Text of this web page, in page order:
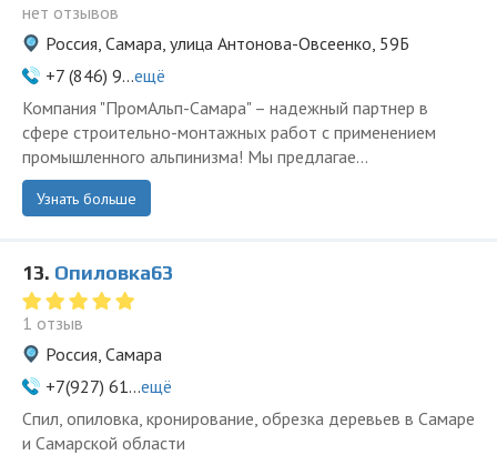
нет отзывов
Россия, Самара, улица Антонова-Овсеенко, 59Б
+7 (846) 9...ещё
Компания "ПромАльп-Самара" – надежный партнер в
сфере строительно-монтажных работ с применением
промышленного альпинизма! Мы предлагае...
Узнать больше
13. Опиловка63
1 отзыв
Россия, Самара
+7(927) 61...ещё
Спил, опиловка, кронирование, обрезка деревьев в Самаре
и Самарской области